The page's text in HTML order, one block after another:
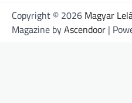
Copyright © 2026 Magyar
Magazine byAscendoor |